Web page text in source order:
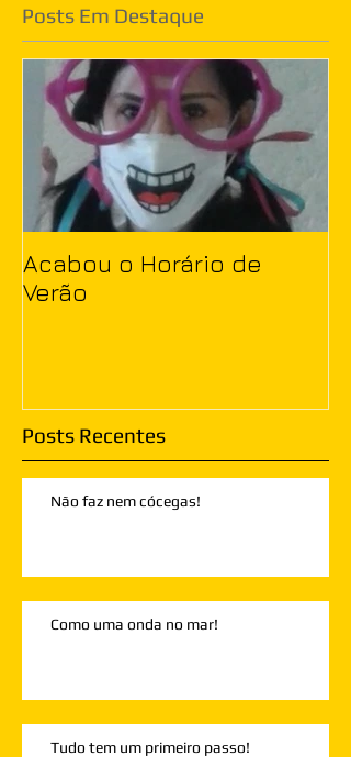
Posts Em Destaque
Acabou o Horário de
Verão
Posts Recentes
Não faz nem cócegas!
Como uma onda no mar!
Tudo tem um primeiro passo!